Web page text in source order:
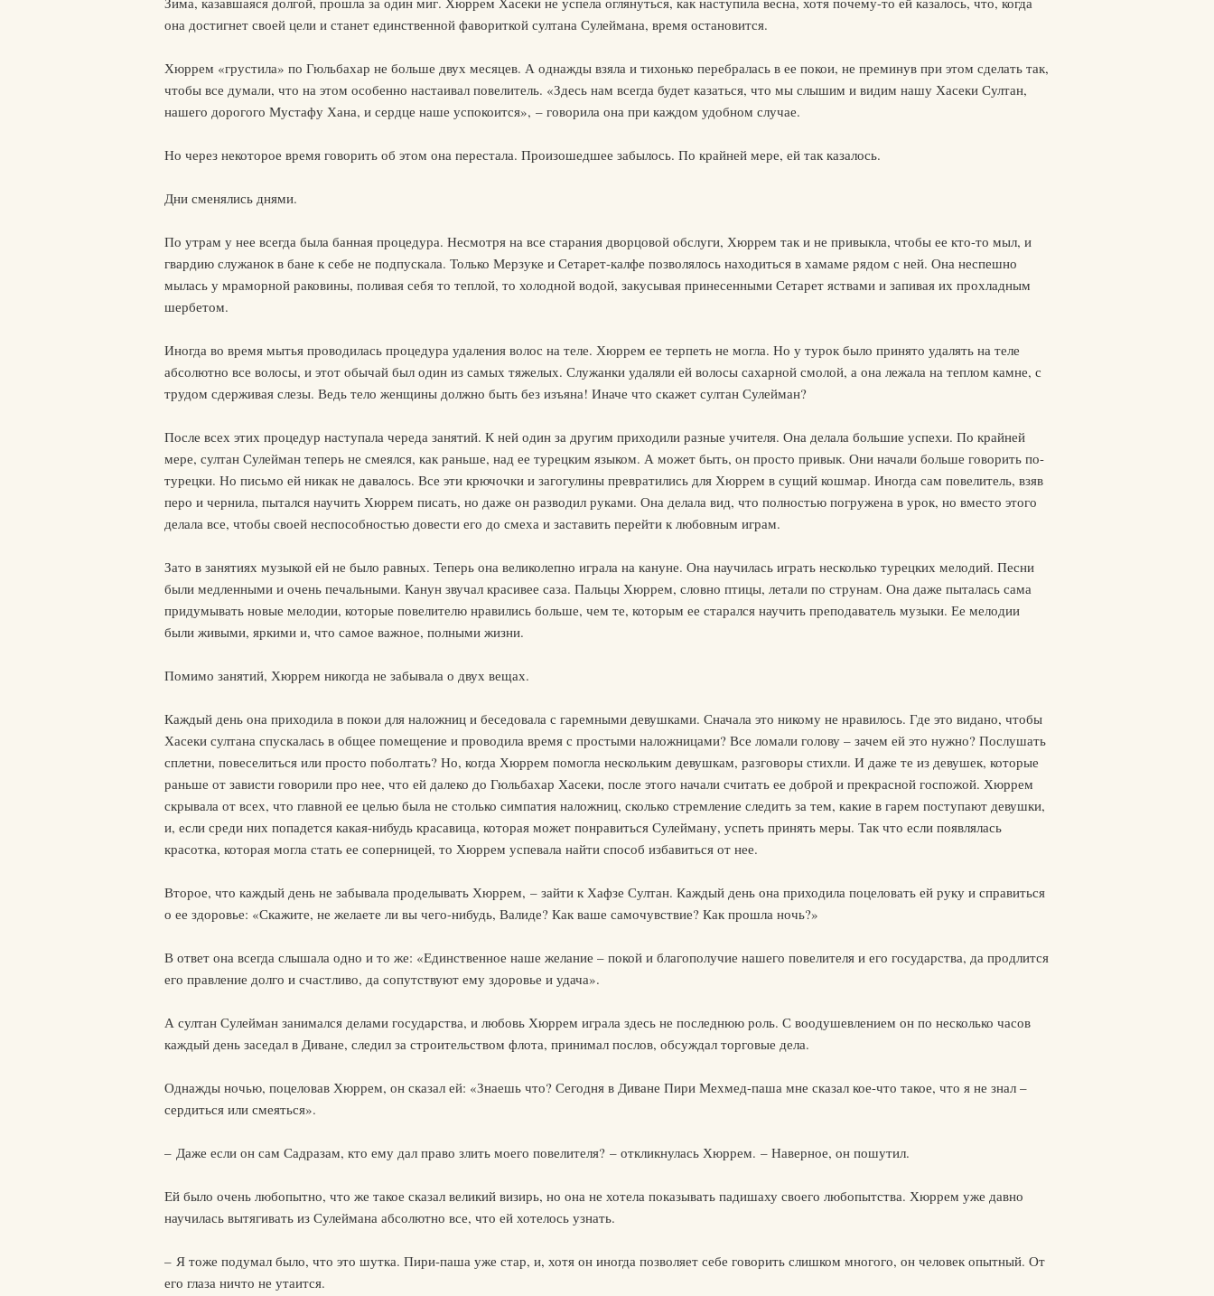
она достигнет своей цели и станет единственной фавориткой султана Сулеймана, время остановится.
Хюррем «грустила» по Гюльбахар не больше двух месяцев. А однажды взяла и тихонько перебралась в ее покои, не преминув при этом сделать так,
чтобы все думали, что на этом особенно настаивал повелитель. «Здесь нам всегда будет казаться, что мы слышим и видим нашу Хасеки Султан,
нашего дорогого Мустафу Хана, и сердце наше успокоится», – говорила она при каждом удобном случае.
Но через некоторое время говорить об этом она перестала. Произошедшее забылось. По крайней мере, ей так казалось.
Дни сменялись днями.
По утрам у нее всегда была банная процедура. Несмотря на все старания дворцовой обслуги, Хюррем так и не привыкла, чтобы ее кто-то мыл, и
гвардию служанок в бане к себе не подпускала. Только Мерзуке и Сетарет-калфе позволялось находиться в хамаме рядом с ней. Она неспешно
мылась у мраморной раковины, поливая себя то теплой, то холодной водой, закусывая принесенными Сетарет яствами и запивая их прохладным
шербетом.
Иногда во время мытья проводилась процедура удаления волос на теле. Хюррем ее терпеть не могла. Но у турок было принято удалять на теле
абсолютно все волосы, и этот обычай был один из самых тяжелых. Служанки удаляли ей волосы сахарной смолой, а она лежала на теплом камне, с
трудом сдерживая слезы. Ведь тело женщины должно быть без изъяна! Иначе что скажет султан Сулейман?
После всех этих процедур наступала череда занятий. К ней один за другим приходили разные учителя. Она делала большие успехи. По крайней
мере, султан Сулейман теперь не смеялся, как раньше, над ее турецким языком. А может быть, он просто привык. Они начали больше говорить по-
турецки. Но письмо ей никак не давалось. Все эти крючочки и загогулины превратились для Хюррем в сущий кошмар. Иногда сам повелитель, взяв
перо и чернила, пытался научить Хюррем писать, но даже он разводил руками. Она делала вид, что полностью погружена в урок, но вместо этого
делала все, чтобы своей неспособностью довести его до смеха и заставить перейти к любовным играм.
Зато в занятиях музыкой ей не было равных. Теперь она великолепно играла на кануне. Она научилась играть несколько турецких мелодий. Песни
были медленными и очень печальными. Канун звучал красивее саза. Пальцы Хюррем, словно птицы, летали по струнам. Она даже пыталась сама
придумывать новые мелодии, которые повелителю нравились больше, чем те, которым ее старался научить преподаватель музыки. Ее мелодии
были живыми, яркими и, что самое важное, полными жизни.
Помимо занятий, Хюррем никогда не забывала о двух вещах.
Каждый день она приходила в покои для наложниц и беседовала с гаремными девушками. Сначала это никому не нравилось. Где это видано, чтобы
Хасеки султана спускалась в общее помещение и проводила время с простыми наложницами? Все ломали голову – зачем ей это нужно? Послушать
сплетни, повеселиться или просто поболтать? Но, когда Хюррем помогла нескольким девушкам, разговоры стихли. И даже те из девушек, которые
раньше от зависти говорили про нее, что ей далеко до Гюльбахар Хасеки, после этого начали считать ее доброй и прекрасной госпожой. Хюррем
скрывала от всех, что главной ее целью была не столько симпатия наложниц, сколько стремление следить за тем, какие в гарем поступают девушки,
и, если среди них попадется какая-нибудь красавица, которая может понравиться Сулейману, успеть принять меры. Так что если появлялась
красотка, которая могла стать ее соперницей, то Хюррем успевала найти способ избавиться от нее.
Второе, что каждый день не забывала проделывать Хюррем, – зайти к Хафзе Султан. Каждый день она приходила поцеловать ей руку и справиться
о ее здоровье: «Скажите, не желаете ли вы чего-нибудь, Валиде? Как ваше самочувствие? Как прошла ночь?»
В ответ она всегда слышала одно и то же: «Единственное наше желание – покой и благополучие нашего повелителя и его государства, да продлится
его правление долго и счастливо, да сопутствуют ему здоровье и удача».
А султан Сулейман занимался делами государства, и любовь Хюррем играла здесь не последнюю роль. С воодушевлением он по несколько часов
каждый день заседал в Диване, следил за строительством флота, принимал послов, обсуждал торговые дела.
Однажды ночью, поцеловав Хюррем, он сказал ей: «Знаешь что? Сегодня в Диване Пири Мехмед-паша мне сказал кое-что такое, что я не знал –
сердиться или смеяться».
– Даже если он сам Садразам, кто ему дал право злить моего повелителя? – откликнулась Хюррем. – Наверное, он пошутил.
Ей было очень любопытно, что же такое сказал великий визирь, но она не хотела показывать падишаху своего любопытства. Хюррем уже давно
научилась вытягивать из Сулеймана абсолютно все, что ей хотелось узнать.
– Я тоже подумал было, что это шутка. Пири-паша уже стар, и, хотя он иногда позволяет себе говорить слишком многого, он человек опытный. От
его глаза ничто не утаится.